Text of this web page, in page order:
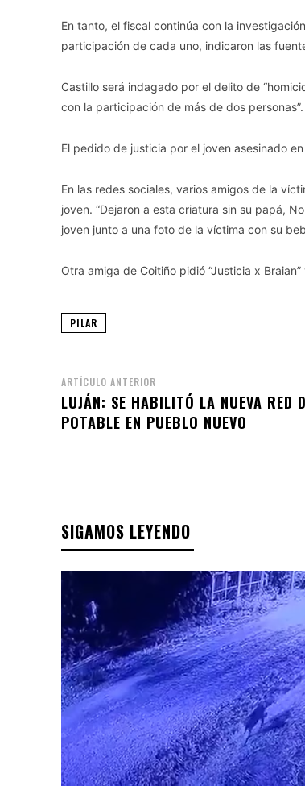
En tanto, el fiscal continúa con la
participación de cada uno, indicaron las
Castillo será indagado por el delito de
con la participación de más de dos personas”.
El pedido de justicia por el joven asesinado
En las redes sociales, varios amigos de la
joven. “Dejaron a esta criatura sin su papá,
joven junto a una foto de la víctima con su
Otra amiga de Coitiño pidió “Justicia x
PILAR
ARTÍCULO ANTERIOR
LUJÁN: SE HABILITÓ LA NUEVA RED
POTABLE EN PUEBLO NUEVO
SIGAMOS LEYENDO